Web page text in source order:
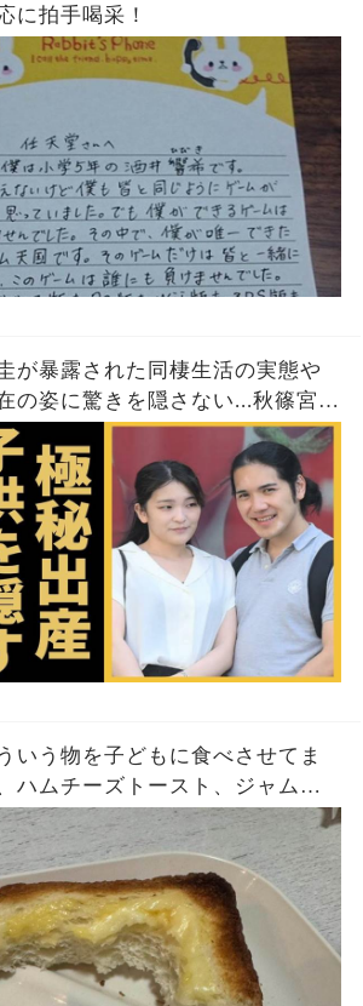
に拍手喝采！
が暴露された同棲生活の実態や
の姿に驚きを隠さない...秋篠宮家
で極秘出産の真相や暴露された
を失う...
いう物を子どもに食べさせてま
ハムチーズトースト、ジャムト
ツバタートーストをよく作りま
んダメよね…